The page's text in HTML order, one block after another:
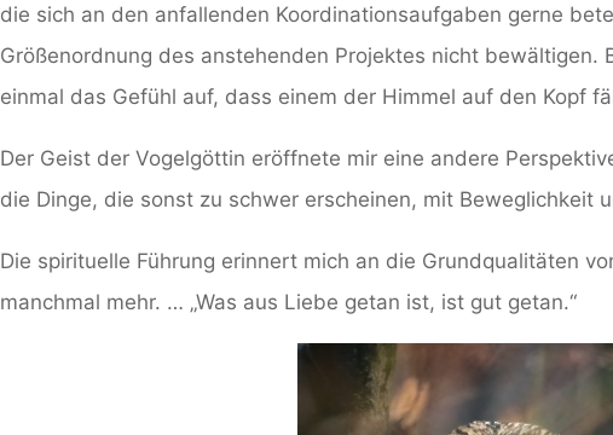
die sich an den anfallenden Koordinationsaufgaben gerne
Größenordnung des anstehenden Projektes nicht bewältigen.
einmal das Gefühl auf, dass einem der Himmel auf den Kopf
Der Geist der Vogelgöttin eröffnete mir eine andere
die Dinge, die sonst zu schwer erscheinen, mit Beweglichkeit
Die spirituelle Führung erinnert mich an die Grundqualitäten
manchmal mehr. … „Was aus Liebe getan ist, ist gut getan.“